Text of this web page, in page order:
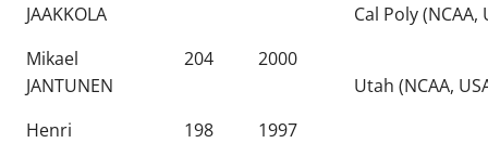
JAAKKOLA
Cal Poly (NCAA,
Mikael
JANTUNEN
204
2000
Utah (NCAA,
Henri
198
1997